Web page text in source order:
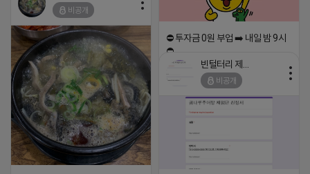
⛔️ 투자금 0원 부업 ➡️ 내일 밤 9시
⛔️
2026-04-18 17:23
비공개
비공개